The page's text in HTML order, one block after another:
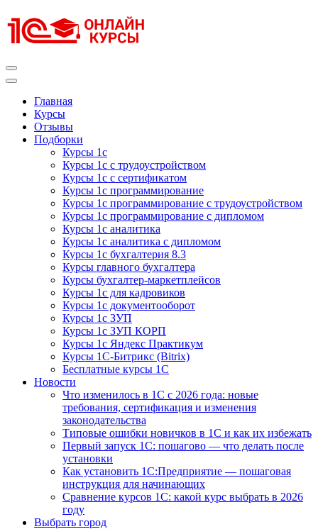
к
содержимому
Главная
Курсы
Отзывы
Подборки
Курсы 1с
Курсы 1с с трудоустройством
Курсы 1с с сертификатом
Курсы 1с программирование
Курсы 1с программирование с трудоустройством
Курсы 1с программирование с дипломом
Курсы 1с аналитика
Курсы 1с аналитика с дипломом
Курсы 1с бухгалтерия 8.3
Курсы главного бухгалтера
Курсы бухгалтер-маркетплейсов
Курсы 1с для кадровиков
Курсы 1с документооборот
Курсы 1с ЗУП
Курсы 1с ЗУП КОРП
Курсы 1с Яндекс Практикум
Курсы 1С-Битрикс (Bitrix)
Бесплатные курсы 1С
Новости
Что изменилось в 1С с 2026 года: новые
требования, сертификация и изменения
законодательства
Типовые ошибки новичков в 1С и как их избежать
Первый запуск 1С: пошагово — что делать после
установки
Как установить 1С:Предприятие — пошаговая
инструкция для начинающих
Сравнение курсов 1С: какой курс выбрать в 2026
году
Выбрать город